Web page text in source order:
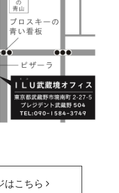
はこちら